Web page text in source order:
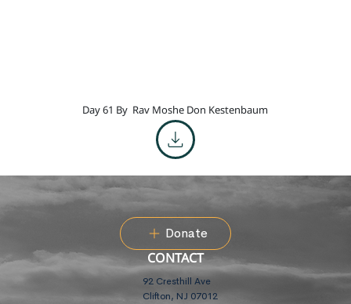
Day 61 By Rav Moshe Don Kestenbaum
Donate
CONTACT
92 Cresthill Ave
Clifton, NJ 07012